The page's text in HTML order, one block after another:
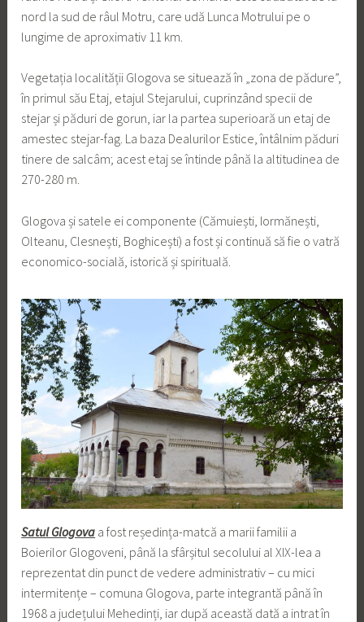
nord la sud de râul Motru, care udă Lunca Motrului pe o
lungime de aproximativ 11 km.
Vegetația localității Glogova se situează în „zona de pădure”,
în primul său Etaj, etajul Stejarului, cuprinzând specii de
stejar și păduri de gorun, iar la partea superioară un etaj de
amestec stejar-fag. La baza Dealurilor Estice, întâlnim păduri
tinere de salcâm; acest etaj se întinde până la altitudinea de
270-280 m.
Glogova și satele ei componente (Cămuiești, Iormănești,
Olteanu, Clesnești, Boghicești) a fost și continuă să fie o vatră
economico-socială, istorică și spirituală.
Satul Glogova a fost reședința-matcă a marii familii a
Boierilor Glogoveni, până la sfârșitul secolului al XIX-lea a
reprezentat din punct de vedere administrativ – cu mici
intermitențe – comuna Glogova, parte integrantă până în
1968 a județului Mehedinți, iar după această dată a intrat în